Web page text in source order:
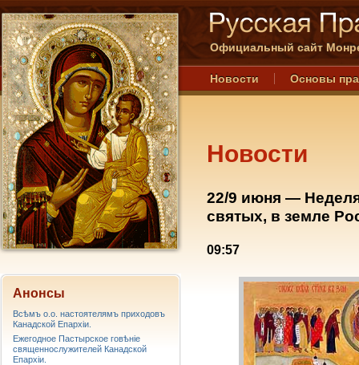
Официальный сайт
Новости Основы
Новости
22/9 июня —
святых, в земле
09:57
Анонсы
Всѣмъ о.о. настоятелямъ приходовъ
Канадской Епархiи.
Ежегодное Пастырское говѣніе
священнослужителей Канадской
Епархіи.